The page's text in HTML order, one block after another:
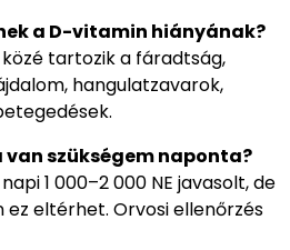
a D-vitamin hiányának?
tartozik a fáradtság,
hangulatzavarok,
szükségem naponta?
1 000–2 000 NE javasolt, de
eltérhet. Orvosi ellenőrzés